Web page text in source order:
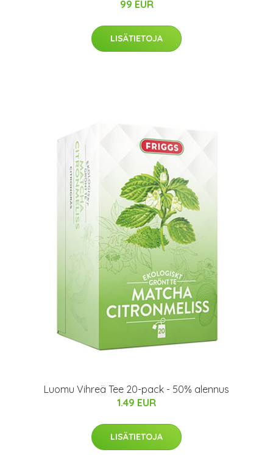
99 EUR
LISÄTIETOJA
Luomu Vihreä Tee 20-pack - 50% alennus
1.49 EUR
LISÄTIETOJA